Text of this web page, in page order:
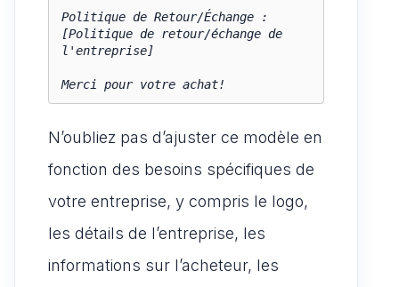
Politique de Retour/Échange :
[Politique de retour/échange de
l'entreprise]
Merci pour votre achat!
N’oubliez pas d’ajuster ce modèle en
fonction des besoins spécifiques de
votre entreprise, y compris le logo,
les détails de l’entreprise, les
informations sur l’acheteur, les